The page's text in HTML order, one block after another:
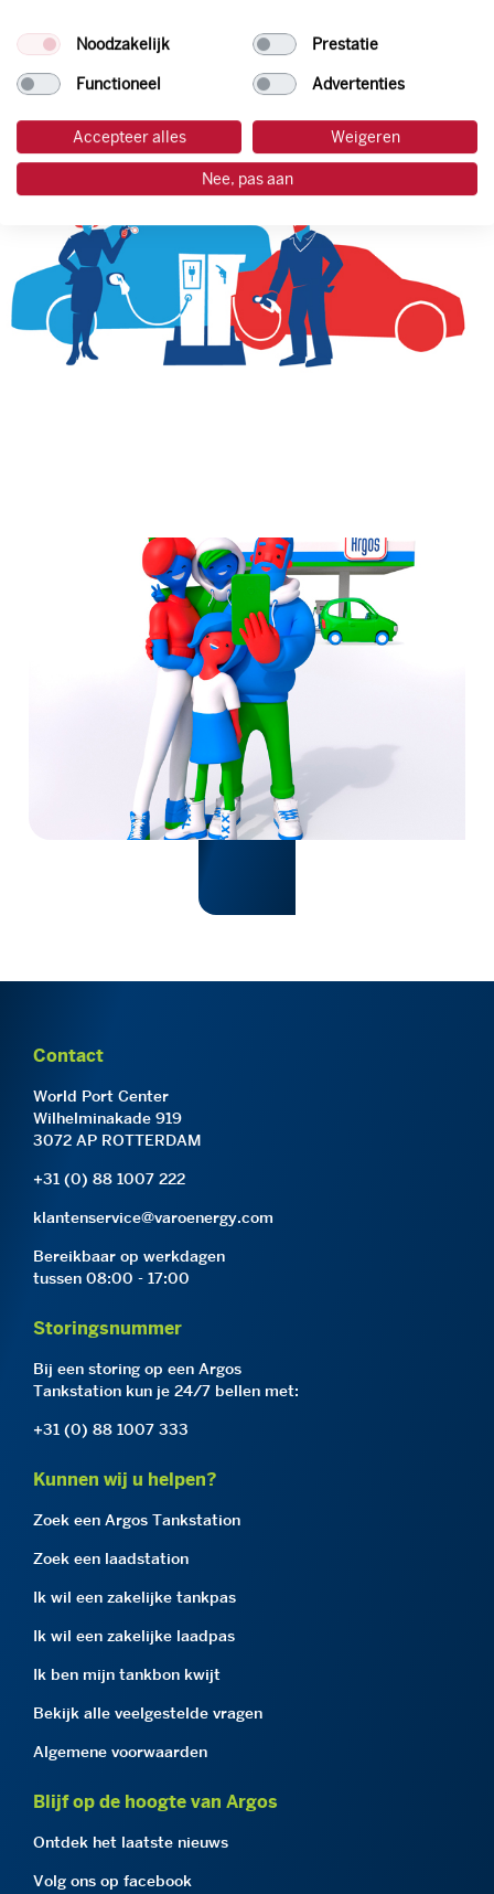
laadpas aanvragen
Contact
World Port Center
Wilhelminakade 919
3072 AP ROTTERDAM
+31 (0) 88 1007 222
klantenservice@varoenergy.com
Bereikbaar op werkdagen
tussen 08:00 - 17:00
Storingsnummer
Bij een storing op een Argos
Tankstation kun je 24/7 bellen met:
+31 (0) 88 1007 333
Kunnen wij u helpen?
Zoek een Argos Tankstation
Zoek een laadstation
Ik wil een zakelijke tankpas
Ik wil een zakelijke laadpas
Ik ben mijn tankbon kwijt
Bekijk alle veelgestelde vragen
Algemene voorwaarden
Blijf op de hoogte van Argos
Ontdek het laatste nieuws
Volg ons op facebook
Noodzakelijk Prestatie
Functioneel Advertenties
Accepteer alles Weigeren
Nee, pas aan